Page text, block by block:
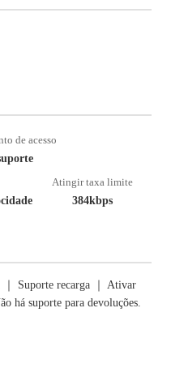
de acesso
Atingir taxa limite
384kbps
｜ Suporte recarga ｜ Ativar
há suporte para devoluções.